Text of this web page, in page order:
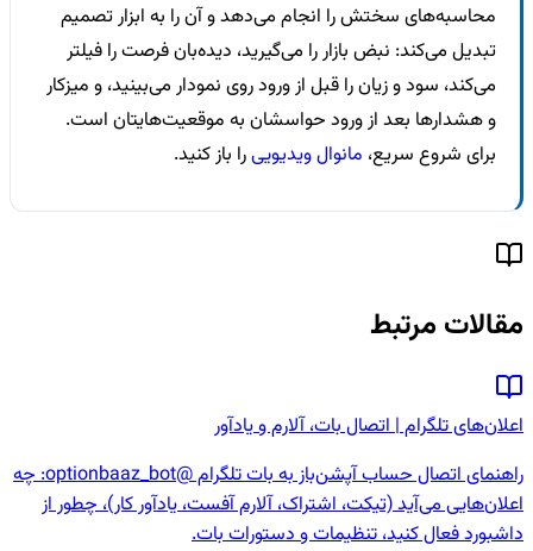
محاسبه‌های سختش را انجام می‌دهد و آن را به ابزار تصمیم
تبدیل می‌کند: نبض بازار را می‌گیرید، دیده‌بان فرصت را فیلتر
می‌کند، سود و زیان را قبل از ورود روی نمودار می‌بینید، و میزکار
و هشدارها بعد از ورود حواسشان به موقعیت‌هایتان است.
برای شروع سریع، مانوال ویدیوییرا باز کنید.
مقالات مرتبط
اعلان‌های تلگرام | اتصال بات، آلارم و یادآور
راهنمای اتصال حساب آپشن‌باز به بات تلگرام @optionbaaz_bot: چه
اعلان‌هایی می‌آید (تیکت، اشتراک، آلارم آفست، یادآور کار)، چطور از
داشبورد فعال کنید، تنظیمات و دستورات بات.